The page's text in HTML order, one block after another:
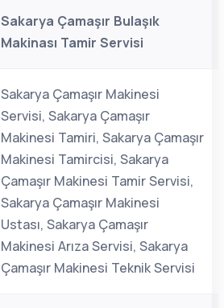
Sakarya Çamaşır Bulaşık
Makinası Tamir Servisi
Sakarya Çamaşır Makinesi
Servisi, Sakarya Çamaşır
Makinesi Tamiri, Sakarya Çamaşır
Makinesi Tamircisi, Sakarya
Çamaşır Makinesi Tamir Servisi,
Sakarya Çamaşır Makinesi
Ustası, Sakarya Çamaşır
Makinesi Arıza Servisi, Sakarya
Çamaşır Makinesi Teknik Servisi